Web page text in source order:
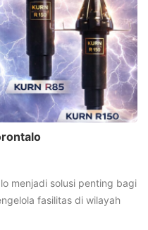
menjadi solusi penting bagi
fasilitas di wilayah